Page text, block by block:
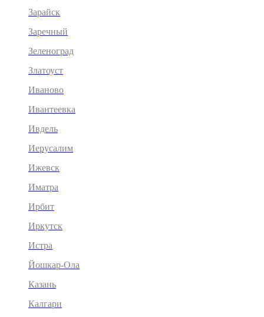
Зарайск
Заречный
Зеленоград
Златоуст
Иваново
Ивантеевка
Ивдель
Иерусалим
Ижевск
Иматра
Ирбит
Иркутск
Истра
Йошкар-Ола
Казань
Калгари